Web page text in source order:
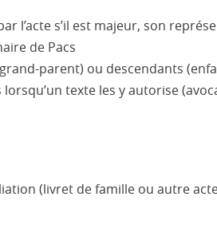
l’acte s’il est majeur, son
de Pacs
parent) ou descendants
texte les y autorise
(livret de famille ou autre